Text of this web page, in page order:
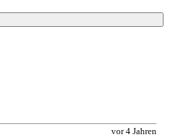
vor 4 Jahren